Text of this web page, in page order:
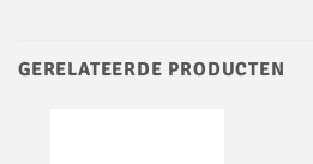
GERELATEERDE PRODUCTEN